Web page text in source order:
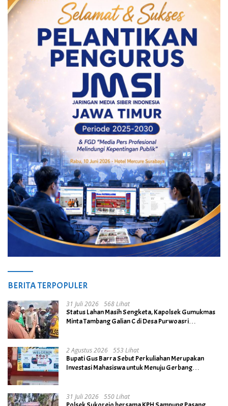
BERITA TERPOPULER
31 Juli 2026 568 Lihat
Status Lahan Masih Sengketa, Kapolsek Gumukmas
Minta Tambang Galian C di Desa Purwoasri
2 Agustus 2026 553 Lihat
Bupati Gus Barra Sebut Perkuliahan Merupakan
Investasi Mahasiswa untuk Menuju Gerbang
31 Juli 2026 550 Lihat